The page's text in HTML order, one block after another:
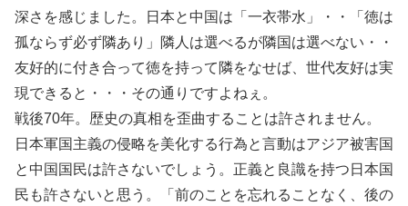
深さを感じました。日本と中国は「一衣帯水」・・「徳は
孤ならず必ず隣あり」隣人は選べるが隣国は選べない・・
友好的に付き合って徳を持って隣をなせば、世代友好は実
現できると・・・その通りですよねぇ。
戦後70年。歴史の真相を歪曲することは許されません。
日本軍国主義の侵略を美化する行為と言動はアジア被害国
と中国国民は許さないでしょう。正義と良識を持つ日本国
民も許さないと思う。「前のことを忘れることなく、後の